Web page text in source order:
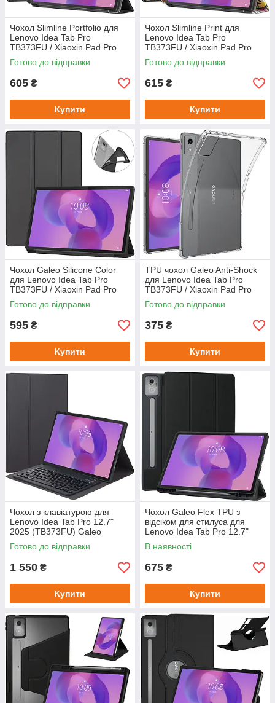
Чохол Slimline Portfolio для
Lenovo Idea Tab Pro
TB373FU / Xiaoxin Pad Pro
12.7" (2025) Black
Готово до відправки
605 ₴
Купити
Чохол Slimline Print для
Lenovo Idea Tab Pro
TB373FU / Xiaoxin Pad Pro
12.7" (2025) Graffiti
Готово до відправки
615 ₴
Купити
Чохол Galeo Silicone Color
для Lenovo Idea Tab Pro
TB373FU / Xiaoxin Pad Pro
12.7" (2025) Black
Готово до відправки
595 ₴
Купити
TPU чохол Galeo Anti-Shock
для Lenovo Idea Tab Pro
TB373FU / Xiaoxin Pad Pro
12.7 (2025) Transparent
Готово до відправки
375 ₴
Купити
Чохол з клавіатурою для
Lenovo Idea Tab Pro 12.7"
2025 (TB373FU) Galeo
(En+Ua+Ru) Black
Готово до відправки
1 550 ₴
Купити
Чохол Galeo Flex TPU з
відсіком для стилуса для
Lenovo Idea Tab Pro 12.7"
TB373FU Black
В наявності
675 ₴
Купити